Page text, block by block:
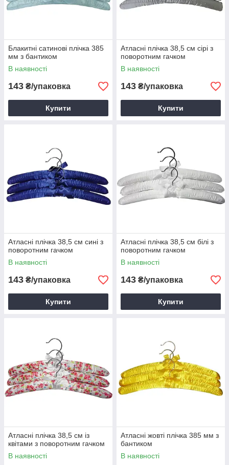
Блакитні сатинові плічка 385
мм з бантиком
В наявності
143 ₴/упаковка
Купити
Атласні плічка 38,5 см сірі з
поворотним гачком
В наявності
143 ₴/упаковка
Купити
Атласні плічка 38,5 см сині з
поворотним гачком
В наявності
143 ₴/упаковка
Купити
Атласні плічка 38,5 см білі з
поворотним гачком
В наявності
143 ₴/упаковка
Купити
Атласні плічка 38,5 см із
квітами з поворотним гачком
В наявності
Атласні жовті плічка 385 мм з
бантиком
В наявності